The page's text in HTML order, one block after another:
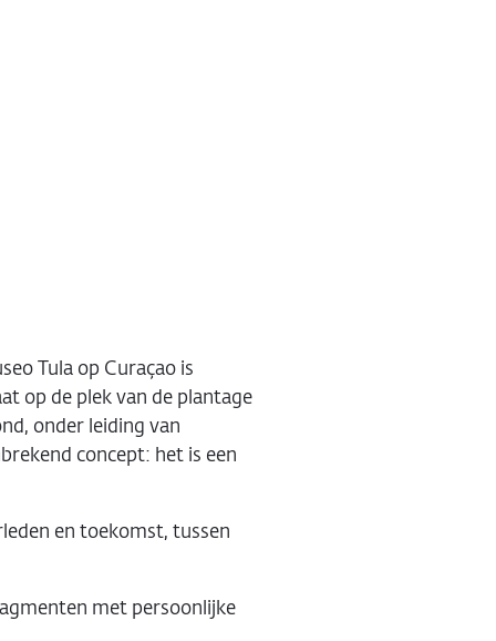
Tula op Curaçao is
op de plek van de plantage
onder leiding van
concept: het is een
en toekomst, tussen
met persoonlijke